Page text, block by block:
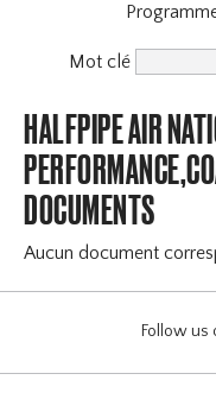
Mot clé
HALFPIPE AIR
DOCUMENTS
Aucun document
Follow us